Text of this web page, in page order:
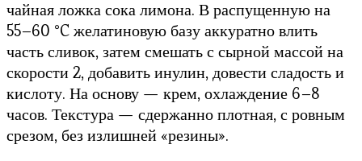
чайная ложка сока лимона. В распущенную на
55–60 °C желатиновую базу аккуратно влить
часть сливок, затем смешать с сырной массой на
скорости 2, добавить инулин, довести сладость и
кислоту. На основу — крем, охлаждение 6–8
часов. Текстура — сдержанно плотная, с ровным
срезом, без излишней «резины».